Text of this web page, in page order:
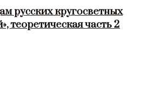
русских кругосветных
теоретическая часть 2